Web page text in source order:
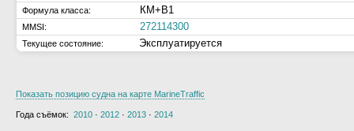
Формула класса: КМ+В1
MMSI: 272114300
Текущее состояние: Эксплуатируется
Показать позицию судна на карте MarineTraffic
Года съёмок: 2010 · 2012 · 2013 · 2014